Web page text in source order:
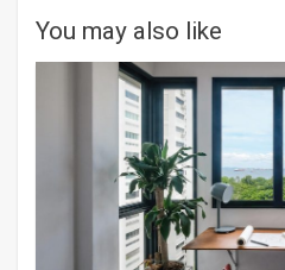
You may also like